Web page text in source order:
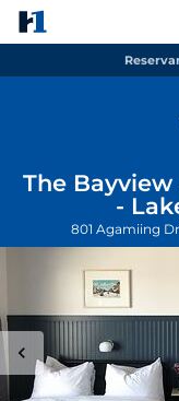
The Bayview
-
801 Agamiing